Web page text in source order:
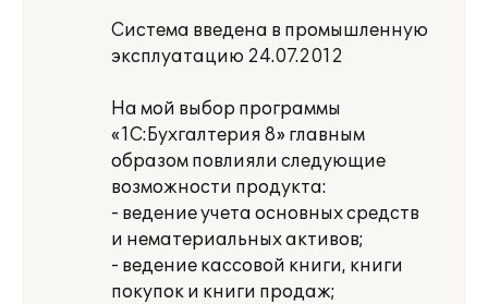
Система введена в промышленную
эксплуатацию 24.07.2012
На мой выбор программы
«1С:Бухгалтерия 8» главным
образом повлияли следующие
возможности продукта:
- ведение учета основных средств
и нематериальных активов;
- ведение кассовой книги, книги
покупок и книги продаж;